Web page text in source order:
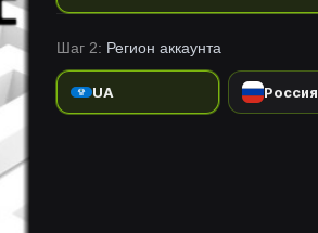
Шаг 2: Регион аккаунта
UA Россия